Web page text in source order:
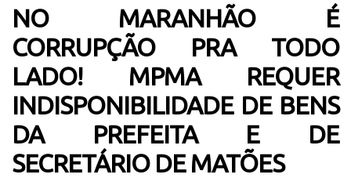
NO MARANHÃO É
CORRUPÇÃO PRA TODO
LADO! MPMA REQUER
INDISPONIBILIDADE DE BENS
DA PREFEITA E DE
SECRETÁRIO DE MATÕES